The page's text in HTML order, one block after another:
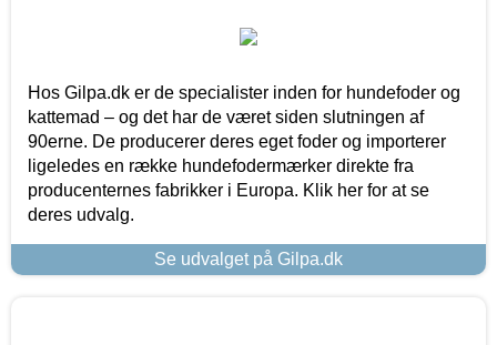
Hos Gilpa.dk er de specialister inden for hundefoder og
kattemad – og det har de været siden slutningen af
90erne. De producerer deres eget foder og importerer
ligeledes en række hundefodermærker direkte fra
producenternes fabrikker i Europa. Klik her for at se
deres udvalg.
Se udvalget på Gilpa.dk